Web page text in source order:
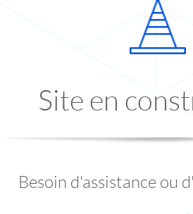
Site en
Besoin d'assistance ou